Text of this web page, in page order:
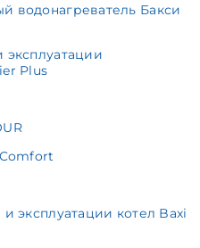
водонагреватель Бакси
эксплуатации
Plus
эксплуатации котел Baxi